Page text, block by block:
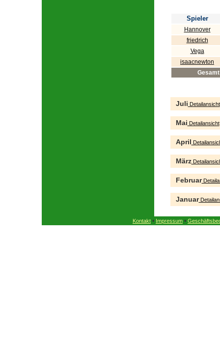
Spieler
Hannover
friedrich
Vega
isaacnewton
Gesamt
Juli Detailansicht
Mai Detailansicht
April
März
Februar
Januar
Kontakt • Impressum •